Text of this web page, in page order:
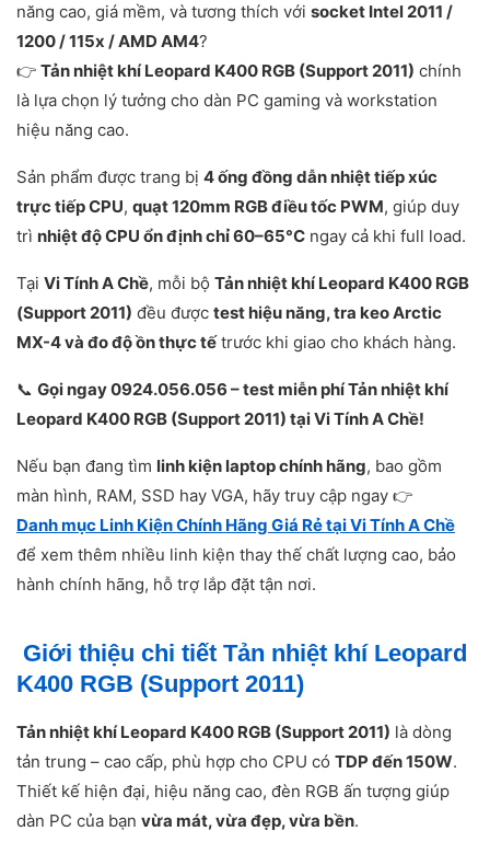
năng cao, giá mềm, và tương thích với socket Intel 2011 /
1200 / 115x / AMD AM4?
👉 Tản nhiệt khí Leopard K400 RGB (Support 2011) chính
là lựa chọn lý tưởng cho dàn PC gaming và workstation
hiệu năng cao.
Sản phẩm được trang bị 4 ống đồng dẫn nhiệt tiếp xúc
trực tiếp CPU, quạt 120mm RGB điều tốc PWM, giúp duy
trì nhiệt độ CPU ổn định chỉ 60–65°C ngay cả khi full load.
Tại Vi Tính A Chề, mỗi bộ Tản nhiệt khí Leopard K400 RGB
(Support 2011) đều được test hiệu năng, tra keo Arctic
MX-4 và đo độ ồn thực tếtrước khi giao cho khách hàng.
📞 Gọi ngay 0924.056.056 – test miễn phí Tản nhiệt khí
Leopard K400 RGB (Support 2011) tại Vi Tính A Chề!
Nếu bạn đang tìm linh kiện laptop chính hãng, bao gồm
màn hình, RAM, SSD hay VGA, hãy truy cập ngay 👉
Danh mục Linh Kiện Chính Hãng Giá Rẻ tại Vi Tính A Chề
để xem thêm nhiều linh kiện thay thế chất lượng cao, bảo
hành chính hãng, hỗ trợ lắp đặt tận nơi.
Giới thiệu chi tiết Tản nhiệt khí Leopard
K400 RGB (Support 2011)
Tản nhiệt khí Leopard K400 RGB (Support 2011) là dòng
tản trung – cao cấp, phù hợp cho CPU có TDP đến 150W.
Thiết kế hiện đại, hiệu năng cao, đèn RGB ấn tượng giúp
dàn PC của bạn vừa mát, vừa đẹp, vừa bền.